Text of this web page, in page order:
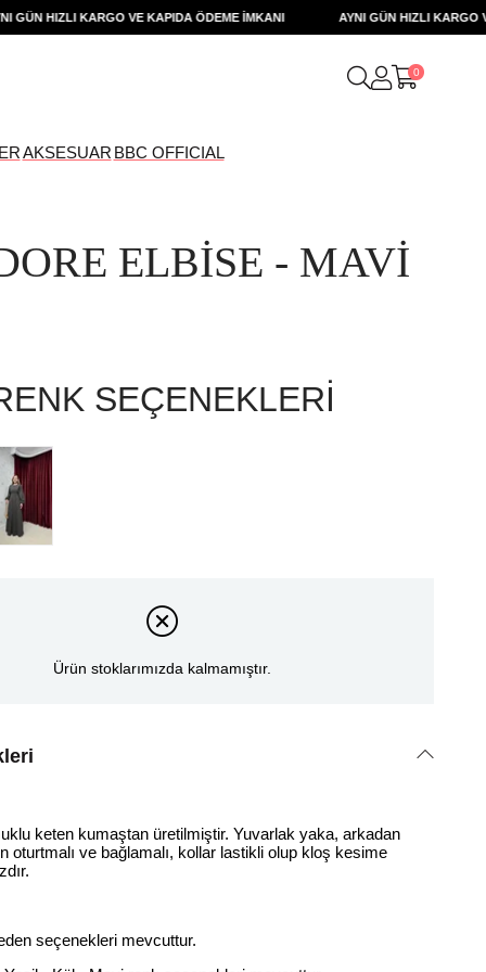
HIZLI KARGO VE KAPIDA ÖDEME İMKANI AYNI GÜN HIZLI KARGO VE
0
AKSESUAR BBC OFFICIAL
ELBİSE - MAVİ
SEÇENEKLERI
Ürün stoklarımızda kalmamıştır.
keten kumaştan üretilmiştir. Yuvarlak yaka, arkadan
oturtmalı ve bağlamalı, kollar lastikli olup kloş kesime
seçenekleri mevcuttur.